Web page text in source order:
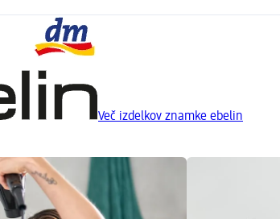
Več izdelkov znamke ebelin